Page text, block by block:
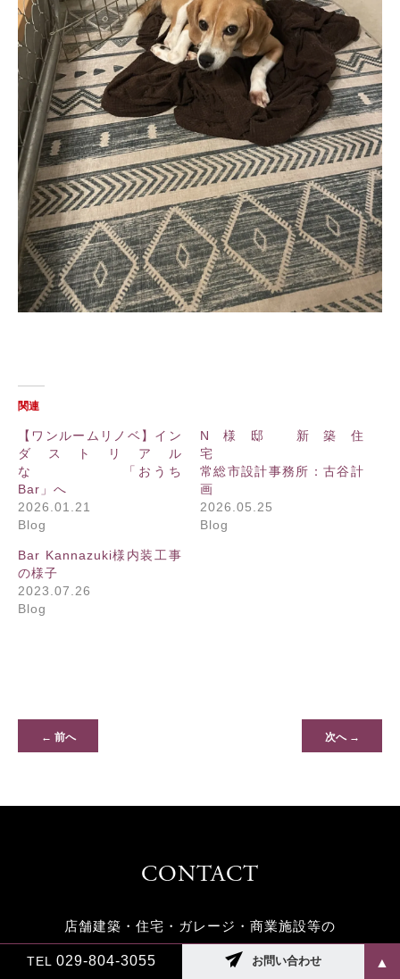
関連
【ワンルームリノベ】イン
ダストリアル
な 「おうち
Bar」へ
2026.01.21
Blog
N様邸 新築住
宅
常総市設計事務所：古谷計
画
2026.05.25
Blog
Bar Kannazuki様内装工事
の様子
2023.07.26
Blog
← 前へ 次へ →
CONTACT
店舗建築・住宅・ガレージ・商業施設等の
施工をお考えの方は
TEL 029-804-3055 お問い合わせ ▲